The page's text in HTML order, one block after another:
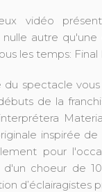
vidéo
autre qu'une
les temps: Final
du spectacle
de la
inspirée de
pour
choeur de
d’éclairagistes